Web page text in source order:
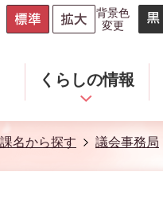
背景色
変更
くらしの情報
課名から探す 議会事務局